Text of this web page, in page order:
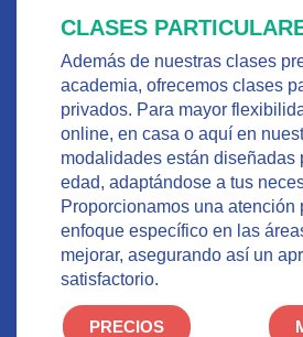
CLASES
Además de nuestras clases
academia, ofrecemos clases
privados. Para mayor
online, en casa o aquí en
modalidades están diseñadas
edad, adaptándose a tus
Proporcionamos una atención
enfoque específico en las
mejorar, asegurando así un
satisfactorio.
PRECIOS